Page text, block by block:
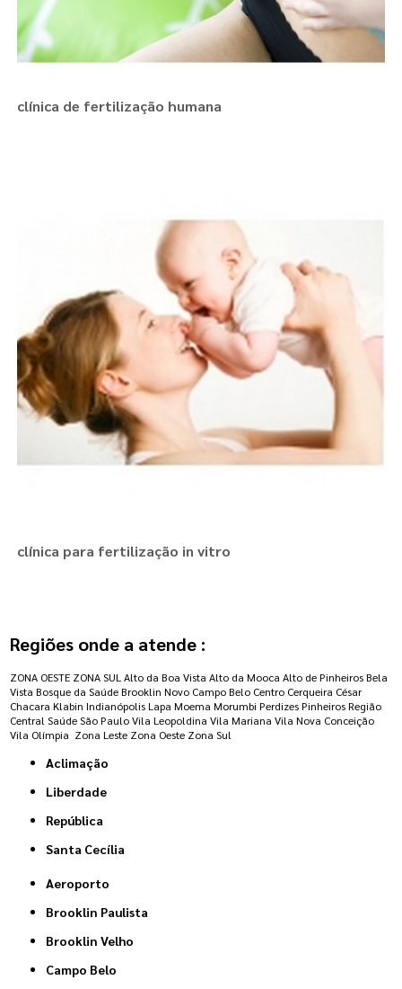
clínica de fertilização humana
clínica para fertilização in vitro
Regiões onde a atende :
ZONA OESTE ZONA SUL Alto da Boa Vista Alto da Mooca Alto de Pinheiros Bela
Vista Bosque da Saúde Brooklin Novo Campo Belo Centro Cerqueira César
Chacara Klabin Indianópolis Lapa Moema Morumbi Perdizes Pinheiros Região
Central Saúde São Paulo Vila Leopoldina Vila Mariana Vila Nova Conceição
Vila Olímpia Zona Leste Zona Oeste Zona Sul
Aclimação
Liberdade
República
Santa Cecília
Aeroporto
Brooklin Paulista
Brooklin Velho
Campo Belo